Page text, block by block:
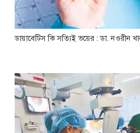
ডায়াবেটিস কি সত্যিই ভয়ের : ডা. নওরীন